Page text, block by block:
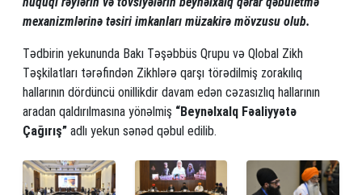
mexanizmlərinə təsiri imkanları müzakirə mövzusu olub.
Tədbirin yekununda Bakı Təşəbbüs Qrupu və Qlobal Zikh
Təşkilatları tərəfindən Zikhlərə qarşı törədilmiş zorakılıq
hallarının dördüncü onillikdir davam edən cəzasızlıq hallarının
aradan qaldırılmasına yönəlmiş “Beynəlxalq Fəaliyyətə
Çağırış” adlı yekun sənəd qəbul edilib.